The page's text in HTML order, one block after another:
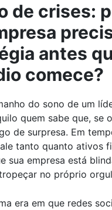
de crises:
antes
comece?
do sono de um
quem sabe que, se
de surpresa. Em
tanto quanto ativos
sua empresa está
no próprio
era em que redes